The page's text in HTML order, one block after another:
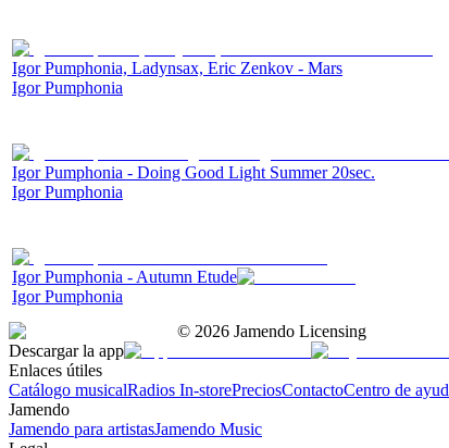
Igor Pumphonia, Ladynsax, Eric Zenkov - Mars
Igor Pumphonia
Igor Pumphonia - Doing Good Light Summer 20sec.
Igor Pumphonia
Igor Pumphonia - Autumn Etude
Igor Pumphonia
© 2026 Jamendo Licensing
Descargar la app
Enlaces útiles
Catálogo musicalRadios In-storePreciosContactoCentro de
Jamendo
Jamendo para artistasJamendo Music